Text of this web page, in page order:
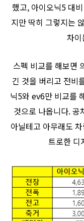
했고, 아이오닉5 대
지만 딱히 그렇지는
차
스펙 비교를 해보면
긴 것을 버리고 전비
닉5와 ev6만 비교를
것으로 나옵니다.
아닐테고 아무래도
트로한 디